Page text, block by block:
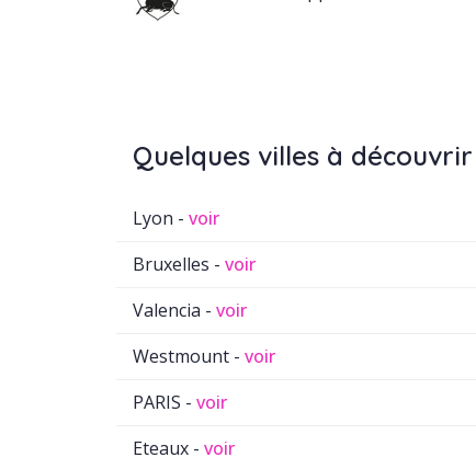
Quelques villes à découvrir
Lyon - voir
Bruxelles - voir
Valencia - voir
Westmount - voir
PARIS - voir
Eteaux - voir